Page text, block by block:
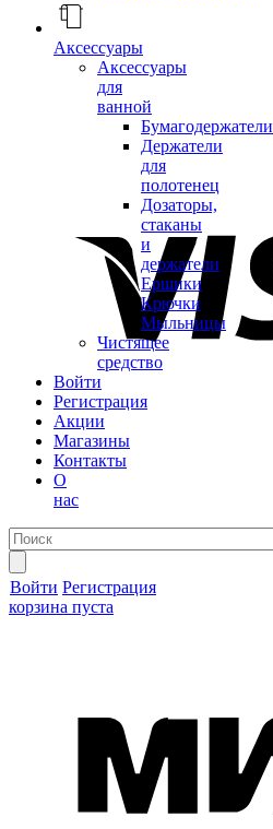
Аксессуары
Аксессуары
для
ванной
Бумагодержатели
Держатели
для
полотенец
Дозаторы,
стаканы
и
держатели
Ершики
Крючки
Мыльницы
Чистящее
средство
Войти
Регистрация
Акции
Магазины
Контакты
О
нас
Войти Регистрация
корзина пуста